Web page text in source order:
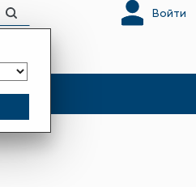
Войти